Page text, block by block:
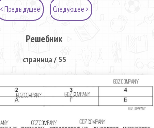
< Предыдущее Следующее >
Решебник
страница / 55